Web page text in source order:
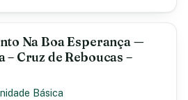
Na Boa Esperança —
– Cruz de Reboucas –
Básica